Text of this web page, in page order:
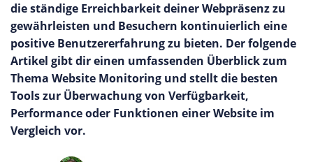
die ständige Erreichbarkeit deiner Webpräsenz zu
gewährleisten und Besuchern kontinuierlich eine
positive Benutzererfahrung zu bieten. Der folgende
Artikel gibt dir einen umfassenden Überblick zum
Thema Website Monitoring und stellt die besten
Tools zur Überwachung von Verfügbarkeit,
Performance oder Funktionen einer Website im
Vergleich vor.